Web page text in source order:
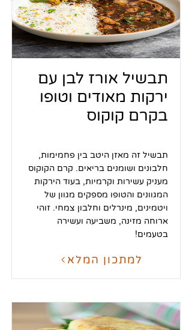
תבשיל אורז לבן עם
ירקות מאודים וטופו
בקרם קוקוס
תבשיל זה מאזן היטב בין פחמימות,
חלבונים ושומנים בריאים. קרם הקוקוס
מעניק עשירות וקרמיות, בעוד הירקות
המגוונים והטופו מספקים מגוון של
ויטמינים, מינרלים וחלבון צמחי. זוהי
ארוחה מזינה, משביעה ועשירה
בטעמים!
למתכון המלא